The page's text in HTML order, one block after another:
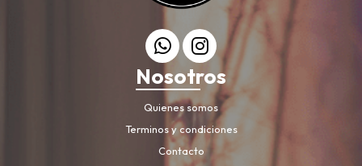
Nosotros
Quienes somos
Terminos y condiciones
Contacto